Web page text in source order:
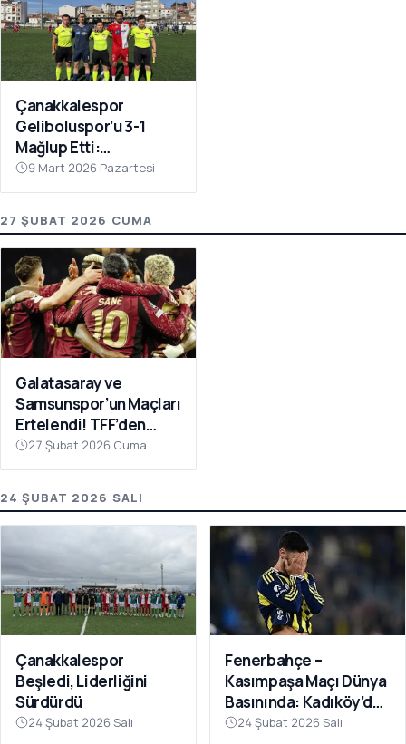
Çanakkalespor
Geliboluspor’u 3-1
Mağlup Etti:
Yenilmezlik Serisi 18
Maça Çıktı
9 Mart 2026 Pazartesi
27 ŞUBAT 2026 CUMA
Galatasaray ve
Samsunspor’un Maçları
Ertelendi! TFF’den
Avrupa Mesaisi Kararı
27 Şubat 2026 Cuma
24 ŞUBAT 2026 SALI
Çanakkalespor
Beşledi, Liderliğini
Sürdürdü
24 Şubat 2026 Salı
Fenerbahçe –
Kasımpaşa Maçı Dünya
Basınında: Kadıköy’de
Büyük Şok
24 Şubat 2026 Salı